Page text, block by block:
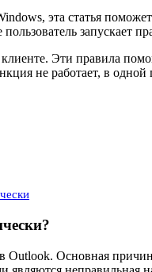
эта статья
Эти правила
не работает, в
Outlook. Основная